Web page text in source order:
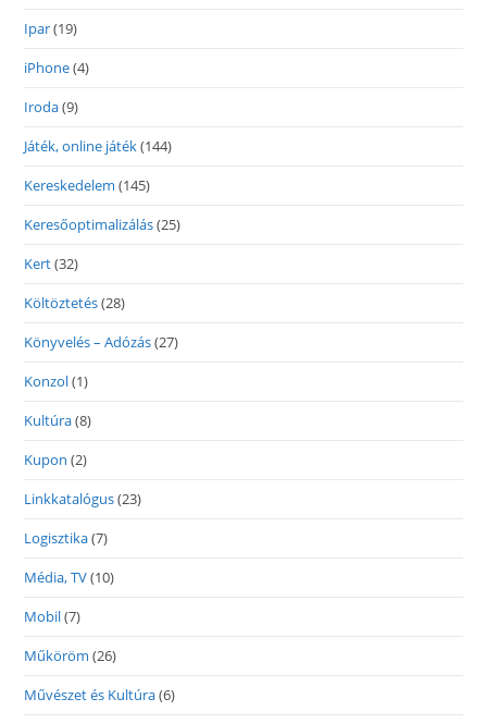
Ipar(19)
iPhone(4)
Iroda(9)
Játék, online játék(144)
Kereskedelem (145)
Keresőoptimalizálás(25)
Kert(32)
Költöztetés(28)
Könyvelés – Adózás(27)
Konzol(1)
Kultúra(8)
Kupon (2)
Linkkatalógus(23)
Logisztika(7)
Média, TV(10)
Mobil(7)
Műköröm (26)
Művészet és Kultúra(6)